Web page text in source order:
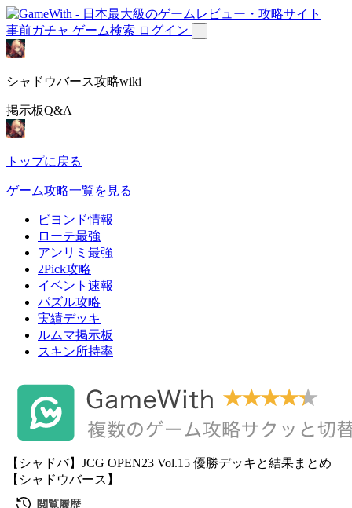
事前ガチャ ゲーム検索 ログイン
シャドウバース攻略wiki
掲示板Q&A
トップに戻る
ゲーム攻略一覧を見る
ビヨンド情報
ローテ最強
アンリミ最強
2Pick攻略
イベント速報
パズル攻略
実績デッキ
ルムマ掲示板
スキン所持率
【シャドバ】JCG OPEN23 Vol.15 優勝デッキと結果まとめ
【シャドウバース】